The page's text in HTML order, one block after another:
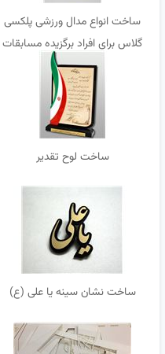
ساخت انواع مدال ورزشی پلکسی
گلاس برای افراد برگزیده مسابقات
ورزشی و فرهنگی
ساخت لوح تقدیر
ساخت نشان سینه یا علی (ع)